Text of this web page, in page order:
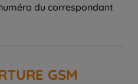
du correspondant
GSM